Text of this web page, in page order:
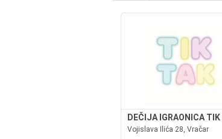
DEČIJA IGRAONICA TIK
Vojislava Ilića 28, Vračar